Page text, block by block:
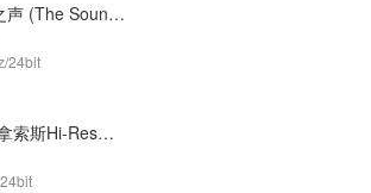
大贺音乐厅之声 (The Sound of Ohga Hall)
24bit
怪物音乐会-拿索斯Hi-Res音乐特辑